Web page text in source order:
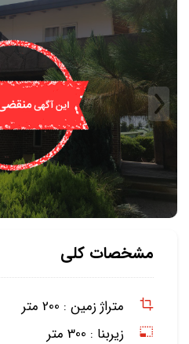
مشخصات کلی
متراژ زمین : 200 متر
زیربنا : 300 متر